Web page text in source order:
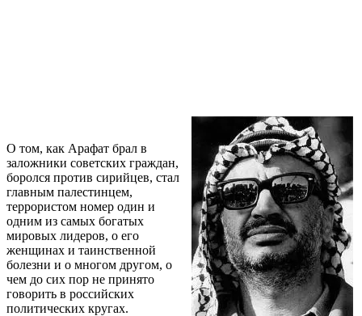
О том, как Арафат брал в
заложники советских граждан,
боролся против сирийцев, стал
главным палестинцем,
террористом номер один и
одним из самых богатых
мировых лидеров, о его
женщинах и таинственной
болезни и о многом другом, о
чем до сих пор не принято
говорить в российских
политических кругах.